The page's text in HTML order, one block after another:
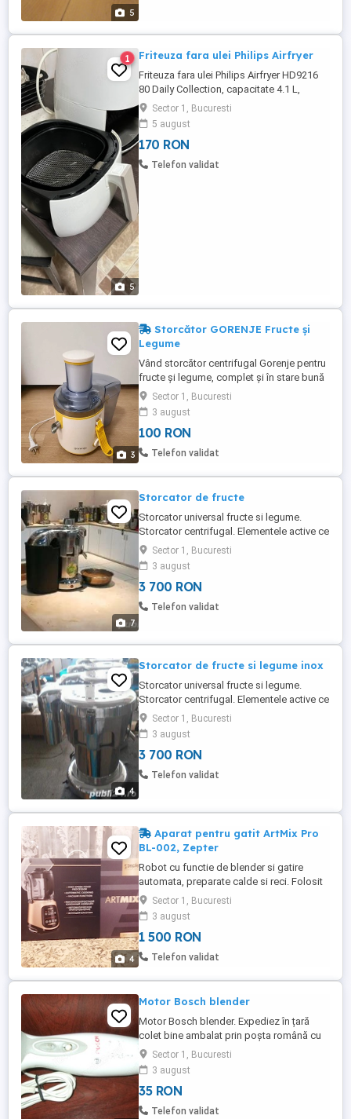
5
5
1 Friteuza fara ulei Philips Airfryer
Friteuza fara ulei Philips Airfryer HD9216
80 Daily Collection, capacitate 4.1 L,
tehnologie Rapid Air, afisaj Analog, Alb
Control al timpului si temperaturii Gatire
versatila Piese lavabile in masina de spalat
vase Functii de siguranta Oprire automata
Indicator luminos Baza anti-alunecare ...
Sector 1, Bucuresti
5 august
170 RON
Telefon validat
3
Storcător GORENJE Fructe și
Legume
Vând storcător centrifugal Gorenje pentru
fructe și legume, complet și în stare bună
de funcționare. Este simplu de utilizat,
potrivit pentru prepararea sucurilor de
mere, morcovi, pere, citrice și alte fructe
sau legume. Include toate componentele
prezentate în fotografii: - sită și filtru
Sector 1, Bucuresti
3 august
100 RON
Telefon validat
7
Storcator de fructe
Storcator universal fructe si legume.
Storcator centrifugal. Elementele active ce
intra in contact cu fructele/ legumele sunt
din inox. Carcasa din aluminiu. Curatare
facila. Mod de lucru facil. Greutate:
12/13Kg Putere instalata 0.37kw, 220V
Capacitate: functie de fructele/ legumele
Sector 1, Bucuresti
3 august
3 700 RON
Telefon validat
4
Storcator de fructe si legume inox
Storcator universal fructe si legume.
Storcator centrifugal. Elementele active ce
intra in contact cu fructele/ legumele sunt
din inox. Carcasa din aluminiu. Curatare
facila. Mod de lucru facil. Greutate: 13Kg
Putere instalata 0.37kw, 220V Capacitate:
functie de fructele/ legumele procesate.
Sector 1, Bucuresti
3 august
3 700 RON
Telefon validat
4
Aparat pentru gatit ArtMix Pro
BL-002, Zepter
Robot cu functie de blender si gatire
automata, preparate calde si reci. Folosit
o singura data pentru un preparat cald.
Ideal pentru pregatirea hranei bebelusilor
deoarece toaca si paseaza foarte bine si
gateste in timp scurt (18 Min- supa
crema). Din cauza volumului redus ( 1,25L)
Sector 1, Bucuresti
3 august
1 500 RON
Telefon validat
Motor Bosch blender
Motor Bosch blender. Expediez în țară
colet bine ambalat prin poșta română cu
plata ramburs 21 lei. Relatii pe watsapp
sau tel.
Sector 1, Bucuresti
3 august
35 RON
Telefon validat